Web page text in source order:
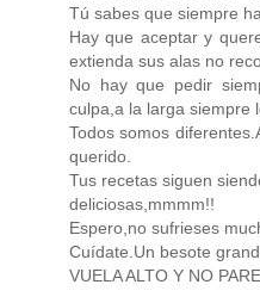
Tú sabes que siempre
Hay que aceptar y
extienda sus alas no
No hay que pedir
culpa,a la larga siempre
Todos somos
querido.
Tus recetas siguen
deliciosas,mmmm!!
Espero,no sufrieses
Cuídate.Un besote
VUELA ALTO Y NO